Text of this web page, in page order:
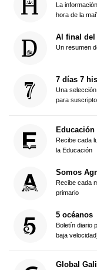
La
hora de la
Al final del
Un resumen
7 días 7
Una
para
Educación
Recibe cada
la Educación
Somos
Recibe cada
primario
5 océanos
Boletín diario
baja
Global